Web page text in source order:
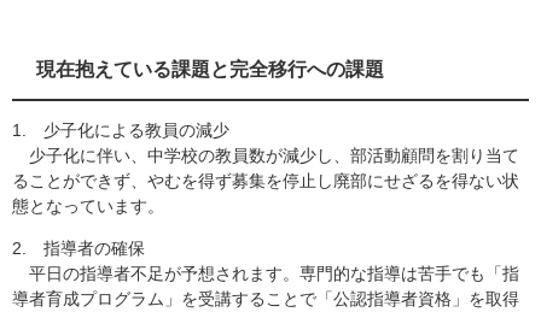
現在抱えている課題と完全移行への課題
1. 少子化による教員の減少
少子化に伴い、中学校の教員数が減少し、部活動顧問を割り当て
ることができず、やむを得ず募集を停止し廃部にせざるを得ない状
態となっています。
2. 指導者の確保
平日の指導者不足が予想されます。専門的な指導は苦手でも「指
導者育成プログラム」を受講することで「公認指導者資格」を取得